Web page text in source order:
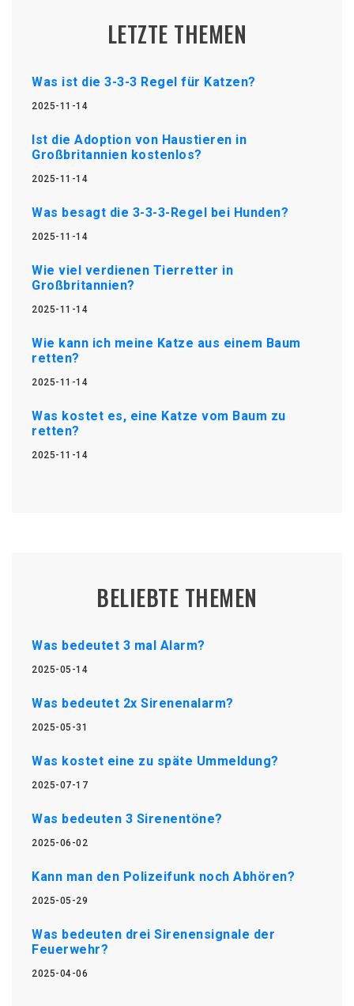
LETZTE THEMEN
Was ist die 3-3-3 Regel für Katzen?
2025-11-14
Ist die Adoption von Haustieren in
Großbritannien kostenlos?
2025-11-14
Was besagt die 3-3-3-Regel bei Hunden?
2025-11-14
Wie viel verdienen Tierretter in
Großbritannien?
2025-11-14
Wie kann ich meine Katze aus einem Baum
retten?
2025-11-14
Was kostet es, eine Katze vom Baum zu
retten?
2025-11-14
BELIEBTE THEMEN
Was bedeutet 3 mal Alarm?
2025-05-14
Was bedeutet 2x Sirenenalarm?
2025-05-31
Was kostet eine zu späte Ummeldung?
2025-07-17
Was bedeuten 3 Sirenentöne?
2025-06-02
Kann man den Polizeifunk noch Abhören?
2025-05-29
Was bedeuten drei Sirenensignale der
Feuerwehr?
2025-04-06